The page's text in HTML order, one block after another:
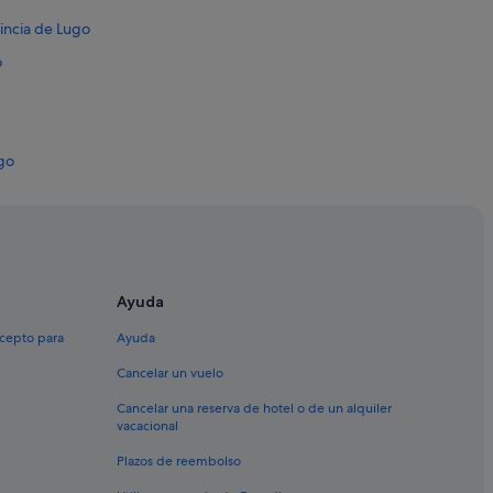
de Lugo
para
Ayuda
Ayuda
Cancelar un vuelo
Cancelar una reserva de hotel o de un alquiler
vacacional
Plazos de reembolso